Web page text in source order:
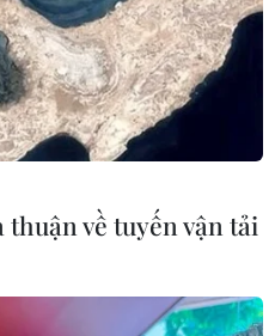
báo Việt Nam nhân
chí Cách mạng
bẩy để tiếp cận công
về tuyến vận tải